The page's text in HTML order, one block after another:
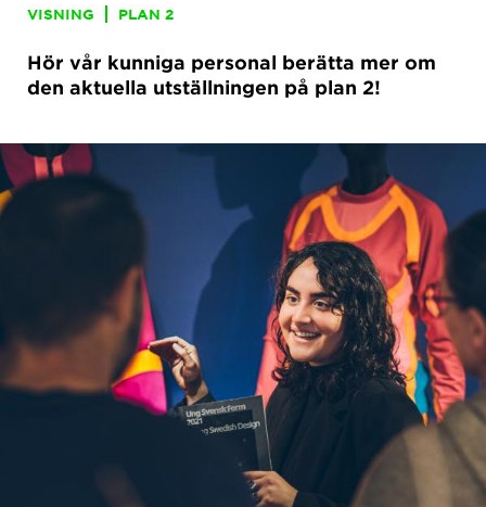
VISNING PLAN 2
Hör vår kunniga personal berätta mer om
den aktuella utställningen på plan 2!